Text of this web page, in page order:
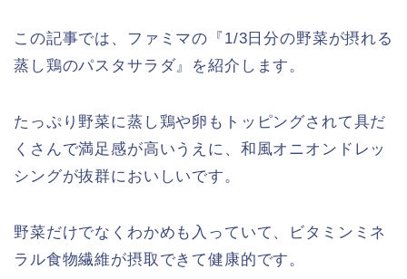
この記事では、ファミマの『1/3日分の野菜が摂れる
蒸し鶏のパスタサラダ』を紹介します。
たっぷり野菜に蒸し鶏や卵もトッピングされて具だ
くさんで満足感が高いうえに、和風オニオンドレッ
シングが抜群においしいです。
野菜だけでなくわかめも入っていて、ビタミンミネ
ラル食物繊維が摂取できて健康的です。